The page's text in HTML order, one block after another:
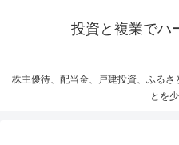
投資と複業でハ
株主優待、配当金、戸建投資、ふる
とを